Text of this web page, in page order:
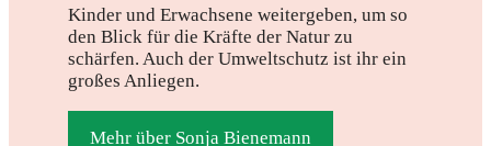
Kinder und Erwachsene weitergeben, um so
den Blick für die Kräfte der Natur zu
schärfen. Auch der Umweltschutz ist ihr ein
großes Anliegen.
Mehr über Sonja Bienemann